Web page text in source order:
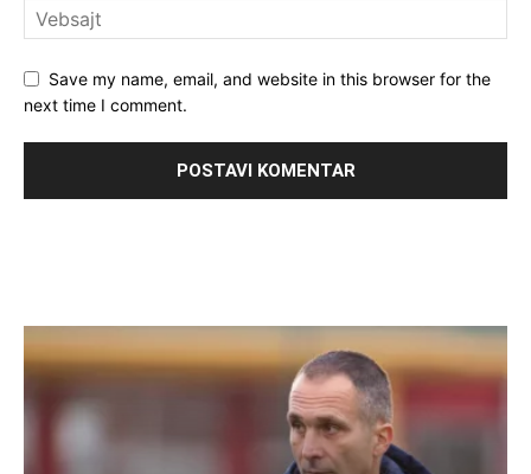
Save my name, email, and website in this browser for the
next time I comment.